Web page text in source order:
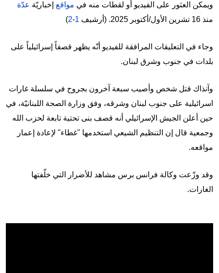
ويمكن العثور على الفيديو أو لقطات منه في مواقع إخباريّة عدّة
منذ 16 تشرين الأول/أكتوبر 2025. (أرشيف
1
-
2
)
وجاء في التعليقات المرافقة للفيديو أنّه يظهر قصفاً إسرائيلياً على
بلدات في جنوب وشرق لبنان.
وآنذاك قتل شخص وأصيب سبعة آخرون بجروح في سلسلة غارات
اسرائيلية على جنوب لبنان وشرقه، وفق وزارة الصحة اللبنانيّة، في
حين أعلن الجيش الإسرائيلي أنه قصف بنى تحتية تابعة لحزب الله
وجمعية قال إن التنظيم الشيعي استخدمها "غطاء" لإعادة إعمار
مواقعه.
وقد وزّعت وكالة فرانس برس مشاهد للأضرار التي خلّفتها
الغارات.